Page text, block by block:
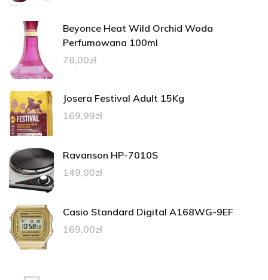
Beyonce Heat Wild Orchid Woda
Perfumowana 100ml
78,00zł
Josera Festival Adult 15Kg
169,99zł
Ravanson HP-7010S
149,00zł
Casio Standard Digital A168WG-9EF
169,00zł